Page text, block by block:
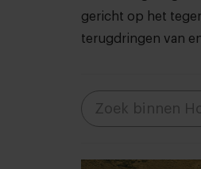
gericht op het
terugdringen van